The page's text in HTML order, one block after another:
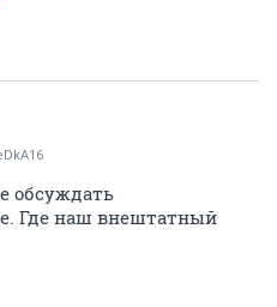
обсуждать
Где наш внештатный